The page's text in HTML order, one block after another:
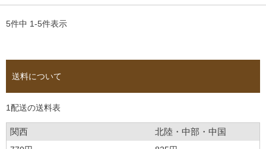
5件中 1-5件表示
送料について
1配送の送料表
関西 北陸・中部・中国